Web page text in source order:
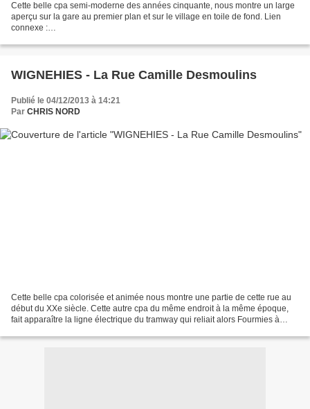
Cette belle cpa semi-moderne des années cinquante, nous montre un large
aperçu sur la gare au premier plan et sur le village en toile de fond. Lien
connexe :
WIGNEHIES - La Rue Camille Desmoulins
Publié le 04/12/2013 à 14:21
Par CHRIS NORD
Cette belle cpa colorisée et animée nous montre une partie de cette rue au
début du XXe siècle. Cette autre cpa du même endroit à la même époque,
fait apparaître la ligne électrique du tramway qui reliait alors Fourmies à